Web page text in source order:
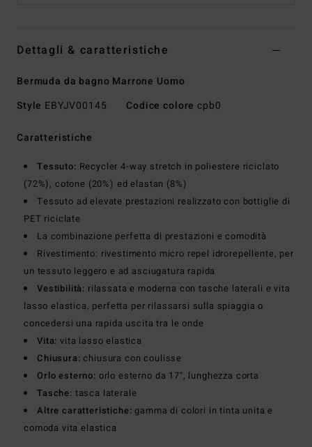
Dettagli & caratteristiche
Bermuda da bagno Marrone Uomo
Style EBYJV00145 Codice colore cpb0
Caratteristiche
Tessuto: Recycler 4-way stretch in poliestere riciclato
(72%), cotone (20%) ed elastan (8%)
Tessuto ad elevate prestazioni realizzato con bottiglie di
PET riciclate
La combinazione perfetta di prestazioni e comodità
Rivestimento: rivestimento micro repel idrorepellente, per
un tessuto leggero e ad asciugatura rapida
Vestibilità: rilassata e moderna con tasche laterali e vita
lasso elastica, perfetta per rilassarsi sulla spiaggia o
concedersi una rapida uscita tra le onde
Vita: vita lasso elastica
Chiusura: chiusura con coulisse
Orlo esterno: orlo esterno da 17", lunghezza corta
Tasche: tasca laterale
Altre caratteristiche: gamma di colori in tinta unita e
comoda vita elastica